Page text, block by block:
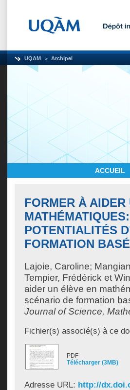
UQAM Archipel
ACCUEIL
FORMER À AIDER
POTENTIALITÉS
FORMATION
Lajoie, Caroline;
Tempier, Frédérick et
aider un élève en
scénario de formation
Journal of Science,
Fichier(s) associé(s) à ce
PDF
Télécharger (3MB)
Adresse URL: http://